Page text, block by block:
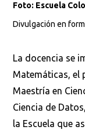
Foto: Escuela
Divulgación en
La docencia se
Matemáticas, el
Maestría en
Ciencia de
la Escuela que